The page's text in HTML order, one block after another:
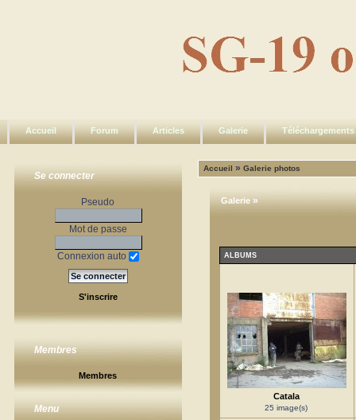
Accueil Forum Articles Galerie Téléchargements
Se connecter
Pseudo
Mot de passe
Connexion auto
S'inscrire
Membres
Membres
Menu
Accueil »Galerie photos
Galerie »
ALBUMS
Catala
25 image(s)